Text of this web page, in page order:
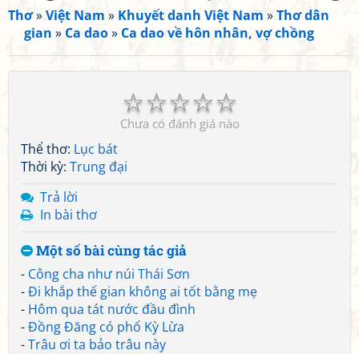
Thơ»Việt Nam » Khuyết danh Việt Nam »Thơ dân
gian » Ca dao» Ca dao về hôn nhân, vợ chồng
☆
☆
☆
☆
☆
Chưa có đánh giá nào
Thể thơ: Lục bát
Thời kỳ: Trung đại
Trả lời
In bài thơ
Một số bài cùng tác giả
- Công cha như núi Thái Sơn
-Đi khắp thế gian không ai tốt bằng mẹ
- Hôm qua tát nước đầu đình
-Đồng Đăng có phố Kỳ Lừa
-Trâu ơi ta bảo trâu này